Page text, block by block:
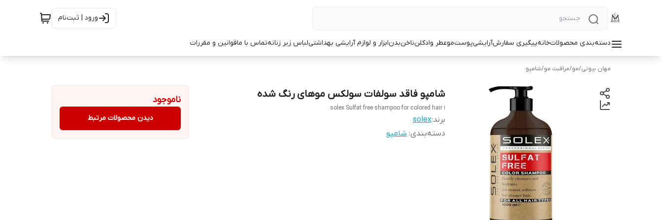
ورود | ثبت‌نام
دسته‌بندی محصولاتخانهپیگیری سفارشآرایشیپوستموعطر وادکلنناخنبدنابزار و لوازم آرایشی بهداشتیلباس زیر زنانهتماس با ماقوانین و مقررات
مهان بیوتی/مو/مراقبت مو/شامپو
شامپو فاقد سولفات سولکس موهای رنگ شده
ا solex Sulfat free shampoo for colored hair
برند:solex
دسته‌بندی: شامپو
ناموجود
دیدن محصولات مرتبط